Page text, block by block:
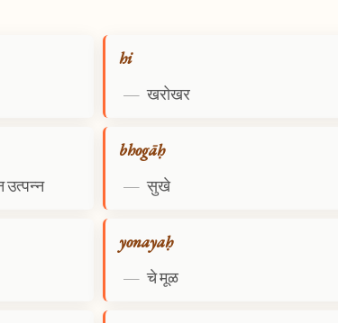
hi
— खरोखर
उत्पन्न
bhogāḥ
— सुखे
yonayaḥ
— चे मूळ